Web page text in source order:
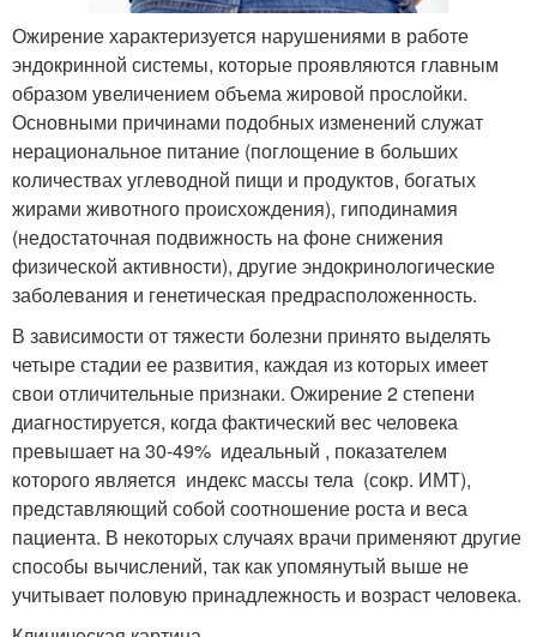
Ожирение характеризуется нарушениями в работе
эндокринной системы, которые проявляются главным
образом увеличением объема жировой прослойки.
Основными причинами подобных изменений служат
нерациональное питание (поглощение в больших
количествах углеводной пищи и продуктов, богатых
жирами животного происхождения), гиподинамия
(недостаточная подвижность на фоне снижения
физической активности), другие эндокринологические
заболевания и генетическая предрасположенность.
В зависимости от тяжести болезни принято выделять
четыре стадии ее развития, каждая из которых имеет
свои отличительные признаки. Ожирение 2 степени
диагностируется, когда фактический вес человека
превышает на 30-49% идеальный , показателем
которого является индекс массы тела (сокр. ИМТ),
представляющий собой соотношение роста и веса
пациента. В некоторых случаях врачи применяют другие
способы вычислений, так как упомянутый выше не
учитывает половую принадлежность и возраст человека.